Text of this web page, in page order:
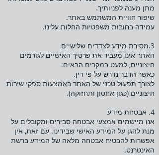
מתן מענה לפניותיך.
שיפור חוויית המשתמש באתר.
עמידה בחובות משפטיות החלות עלינו.
3.מסירת מידע לצדדים שלישיים
האתר אינו מעביר את פרטיך האישיים לגורמים
חיצוניים, למעט במקרים הבאים:
כאשר הדבר נדרש על פי דין.
לצורך תפעול טכני של האתר באמצעות ספקי שירות
חיצוניים (כגון אחסון ותחזוקה).
4. אבטחת מידע
אנו מיישמים אמצעי אבטחה סבירים ומקובלים על
מנת להגן על המידע האישי שבידינו. עם זאת, אין
אפשרות להבטיח אבטחה מלאה של המידע ברשת
האינטרנט.